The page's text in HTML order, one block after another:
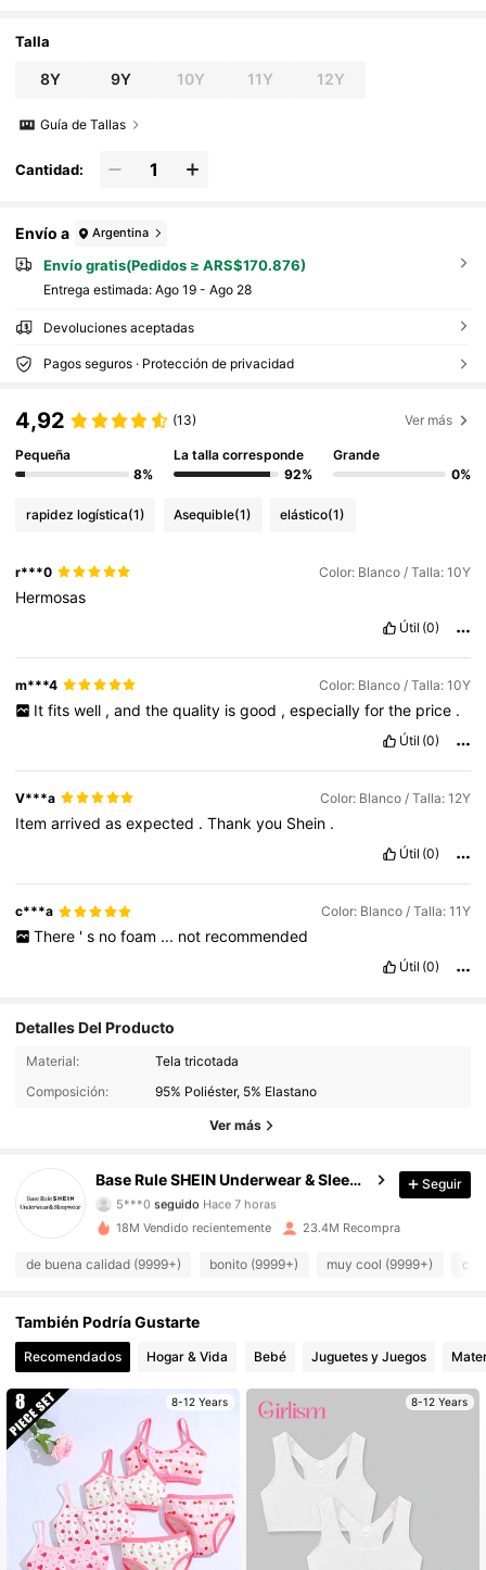
Talla
8Y 9Y 10Y 11Y 12Y
Guía de Tallas
Cantidad:
Envío a Argentina
Envío gratis(Pedidos ≥ ARS$170.876)
Entrega estimada: Ago 19 - Ago 28
Devoluciones aceptadas
Pagos seguros · Protección de privacidad
4,92 (13) Ver más
Pequeña
8%
La talla corresponde
92%
Grande
0%
rapidez logística(1) Asequible(1) elástico(1)
r***0 Color: Blanco / Talla: 10Y
Hermosas
Útil (0)
m***4 Color: Blanco / Talla: 10Y
It fits well , and the quality is good , especially for the price .
Útil (0)
V***a Color: Blanco / Talla: 12Y
Itemarrivedasexpected .Thankyou Shein .
Útil (0)
c***a Color: Blanco / Talla: 11Y
There ' s no foam ... not recommended
Útil (0)
Detalles Del Producto
Material:
Tela tricotada
Composición:
95% Poliéster, 5% Elastano
Ver más
Base Rule SHEIN Underwear & Sleepwear
1.1M Seguidores
1.1M Seguidores
4,93
5***0 seguido Hace 7 horas
4,93
4,93 1.1M Seguidores
4,93 1.1M Seguidores
4,93
4,93 1.1M Seguidores
4,93 1.1M Seguidores
4,93 1.1M Seguidores
Seguir
18M Vendido recientemente 23.4M Recompra
de buena calidad (9999+) bonito (9999+) muy cool (9999+)
También Podría Gustarte
Recomendados Hogar & Vida Bebé Juguetes y Juegos
8-12 Years 8-12 Years